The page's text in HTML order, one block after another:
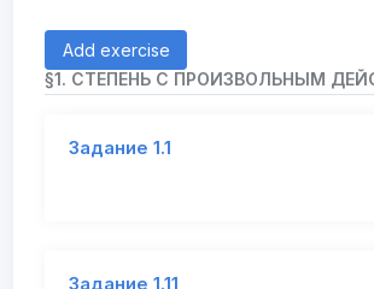
Add exercise
§1. СТЕПЕНЬ С ПРОИЗВОЛЬНЫМ
Задание 1.1
Задание 1.11